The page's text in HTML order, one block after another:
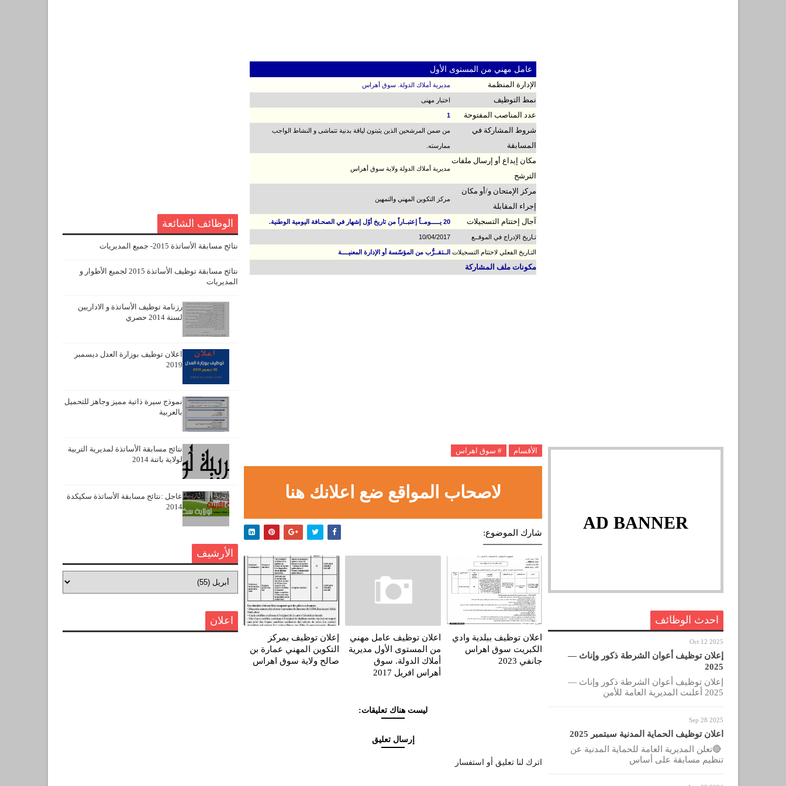
AD BANNER
احدث الوظائف
Oct 12 2025
إعلان توظيف أعوان الشرطة ذكور وإناث —
2025
إعلان توظيف أعوان الشرطة ذكور وإناث —
2025 أعلنت المديرية العامة للأمن
Sep 28 2025
اعلان توظيف الحماية المدنية سبتمبر 2025
🔴تعلن المديرية العامة للحماية المدنية عن
تنظيم مسابقة على أساس
عامل مهني من المستوى الأول
الإدارة المنظمة مديرية أملاك الدولة. سوق أهراس
نمط التوظيف اختبار مهنى
عدد المناصب المفتوحة 1
شروط المشاركة في
المسابقة
من ضمن المرشحين الذين يثبتون لياقة بدنية تتماشى و النشاط الواجب
ممارسته.
مكان إيداع أو إرسال ملفات
الترشح
مديرية أملاك الدولة ولاية سوق أهراس
مركز الإمتحان و/أو مكان
إجراء المقابلة
مركز التكوين المهني والتمهين
آجال إختتام التسجيلات 20 يـــــومــاً إعتبــاراً من تاريخ أوّل إشهار في الصحـافة اليومية الوطنية.
تـاريخ الإدراج في الموقــع 10/04/2017
التـاريخ الفعلي لاختتام التسجيلات الــتقــرُّب من المؤسّسة أو الإدارة المعنيــــة
مكونات ملف المشاركة
الأقسام # سوق اهراس
لاصحاب المواقع ضع اعلانك هنا
شارك الموضوع:
اعلان توظيف ببلدية وادي
الكبريت سوق اهراس
جانفي 2023
اعلان توظيف عامل مهني
من المستوى الأول مديرية
أملاك الدولة. سوق
أهراس افريل 2017
إعلان توظيف بمركز
التكوين المهني عمارة بن
صالح ولاية سوق اهراس
ليست هناك تعليقات:
إرسال تعليق
اترك لنا تعليق أو استفسار
الوظائف الشائعة
نتائج مسابقة الأساتذة 2015- جميع المديريات
نتائج مسابقة توظيف الأساتذة 2015 لجميع الأطوار و
المديريات
رزنامة توظيف الأساتذة و الاداريين
لسنة 2014 حصري
اعلان توظيف بوزارة العدل ديسمبر
2019
نموذج سيرة ذاتية مميز وجاهز للتحميل
بالعربية
نتائج مسابقة الأساتذة لمديرية التربية
لولاية باتنة 2014
عاجل :نتائج مسابقة الأساتذة سكيكدة
2014
الأرشيف
اعلان